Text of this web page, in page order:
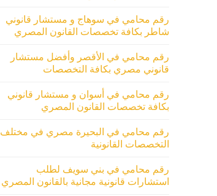
رقم محامي في سوهاج و مستشار قانوني
شاطر بكافة تخصصات القانون المصري
رقم محامي في الأقصر وأفضل مستشار
قانوني مصري بكافة التخصصات
رقم محامي في أسوان و مستشار قانوني
بكافة تخصصات القانون المصري
رقم محامي في البحيرة مصري في مختلف
التخصصات القانونية
رقم محامي في بني سويف لطلب
استشارات قانونية مجانية بالقانون المصري